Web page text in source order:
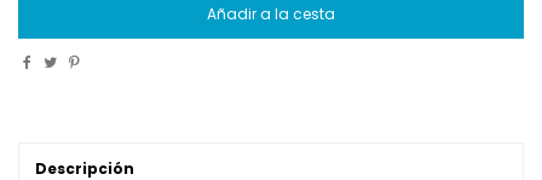
Añadir a la cesta
Descripción